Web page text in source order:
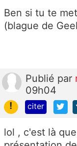
Ben si tu te
(blague de
Publié par
09h04
!
citer
lol , c'est là